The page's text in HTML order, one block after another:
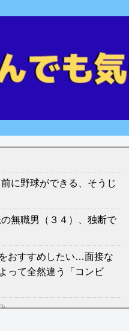
に野球ができる、そうじ
無職男（３４）、独断で
おすすめしたい…面接な
って全然違う「コンビ